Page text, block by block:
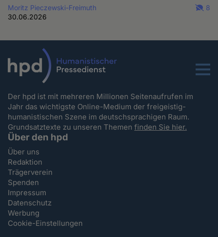
Moritz Pieczewski-Freimuth
30.06.2026
8
Menu
Der hpd ist mit mehreren Millionen Seitenaufrufen im
Jahr das wichtigste Online-Medium der freigeistig-
humanistischen Szene im deutschsprachigen Raum.
Grundsatztexte zu unseren Themenfinden Sie hier.
Über den hpd
Über uns
Redaktion
Trägerverein
Spenden
Impressum
Datenschutz
Werbung
Cookie-Einstellungen